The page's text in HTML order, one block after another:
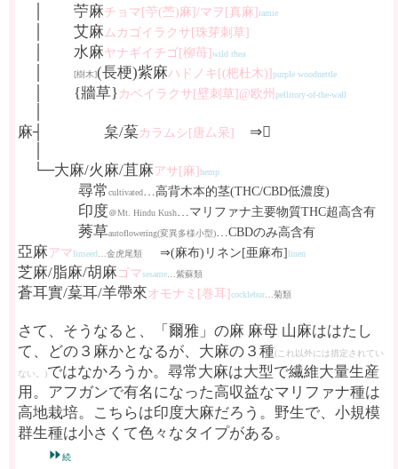
│ 苧麻チョマ[苧(苎)麻]/マヲ[真麻]ramie
│ 艾麻ムカゴイラクサ[珠芽刺草]
│ 水麻ヤナギイチゴ[柳苺]wild rhea
[樹木](長梗)紫麻ハドノキ[(杷杜木)]purple woodnettle
│ {牆草} カベイラクサ[壁刺草]@欧州 pellitory-of-the-wall
麻┤ 枲/葈カラムシ[唐厶呆]
⇒𦂅
└─大麻/火麻/苴麻 アサ[麻]hemp
尋常cultivated…高背木本的茎(THC/CBD低濃度)
印度＠Mt. Hindu Kush…マリファナ主要物質THC超高含有
莠草autoflowering(変異多様小型)…CBDのみ高含有
亞麻 アマlinseed …金虎尾類 ⇒(麻布)リネン[亜麻布]linen
芝麻/脂麻/胡麻 ゴマsesame …紫蘇類
蒼耳實/葈耳/羊帶來オモナミ[巻耳]cocklebur …菊類
さて、そうなると、「爾雅」の麻 麻母 山麻ははたし
て、どの３麻かとなるが、大麻の３種(これ以外には措定されてい
ない。)ではなかろうか。尋常大麻は大型で繊維大量生産
用。アフガンで有名になった高収益なマリファナ種は
高地栽培。こちらは印度大麻だろう。野生で、小規模
群生種は小さくて色々なタイプがある。
⏩続